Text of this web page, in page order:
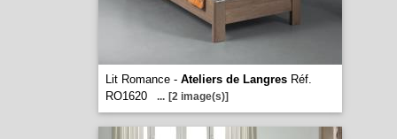
Lit Romance - Ateliers de LangresRéf.
RO1620
... [2 image(s)]